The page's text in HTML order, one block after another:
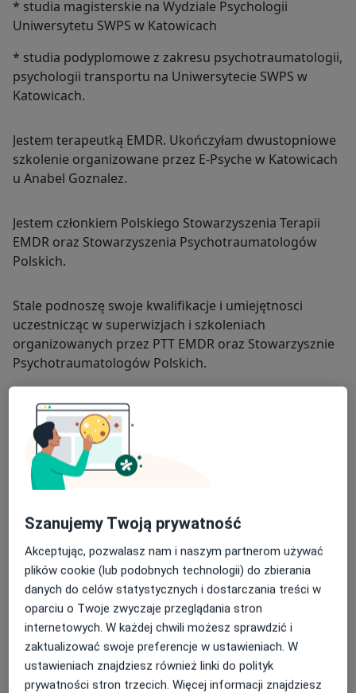
* studia magisterskie na Wydziale Psychologii
Uniwersytetu SWPS w Katowicach
* studia podyplomowe z zakresu psychotraumatologii,
psychologii transportu na Uniwersytecie SWPS w
Katowicach.
Jestem terapeutką EMDR. Ukończyłam dwustopniowe
szkolenie organizowane przez E-Psyche w Katowicach
u Anabel Goznalez.
Jestem członkiem Polskiego Stowarzyszenia Terapii
EMDR oraz Stowarzyszenia Psychotraumatologów
Polskich.
Stale podnoszę swoje kwalifikacje i umiejętnosci
uczestnicząc w superwizjach i szkoleniach
organizowanych przez PTT EMDR oraz Stowarzysznie
Psychotraumatologów Polskich.
Ukończyłam dwustopniowe szkolenie z zakresu
Diagnozy Zaburzeń Dysocjacyjnych: Warsztat TADS
organizowane przez Radosława Tomalskiego i Igora
Pietkiewicza w Katowicach.
Rogalskiej.
więcejO mnie
Podejście terapeutyczne
Psychoterapia traumy
Szanujemy Twoją prywatność
Akceptując, pozwalasz nam i naszym partnerom używać
plików cookie (lub podobnych technologii) do zbierania
danych do celów statystycznych i dostarczania treści w
oparciu o Twoje zwyczaje przeglądania stron
internetowych. W każdej chwili możesz sprawdzić i
zaktualizować swoje preferencje w ustawieniach. W
ustawieniach znajdziesz również linki do polityk
prywatności stron trzecich. Więcej informacji znajdziesz